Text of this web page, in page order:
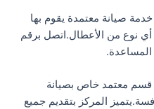
خدمة صيانة معتمدة يقوم بها
نوع من الأعطال.اتصل برقم
قسم معتمد خاص بصيانة
المركز بتقديم جميع